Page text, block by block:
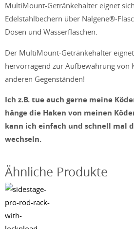
MultiMount-Getränkehalter eignet
Edelstahlbechern über Nalgene®-
Dosen und Wasserflaschen.
Der MultiMount-Getränkehalter
hervorragend zur Aufbewahrung von
anderen Gegenständen!
Ich z.B. tue auch gerne meine
hänge die Haken von meinen
kann ich einfach und schnell mal
wechseln.
Ähnliche Produkte